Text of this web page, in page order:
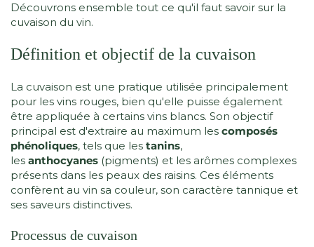
Découvrons ensemble tout ce qu'il faut savoir sur la
cuvaison du vin.
Définition et objectif de la cuvaison
La cuvaison est une pratique utilisée principalement
pour les vins rouges, bien qu'elle puisse également
être appliquée à certains vins blancs. Son objectif
principal est d'extraire au maximum les composés
phénoliques, tels que les tanins,
les anthocyanes (pigments) et les arômes complexes
présents dans les peaux des raisins. Ces éléments
confèrent au vin sa couleur, son caractère tannique et
ses saveurs distinctives.
Processus de cuvaison